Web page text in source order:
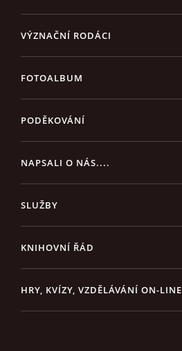
VÝZNAČNÍ RODÁCI
FOTOALBUM
PODĚKOVÁNÍ
NAPSALI O NÁS....
SLUŽBY
KNIHOVNÍ ŘÁD
HRY, KVÍZY, VZDĚLÁVÁNÍ ON-LINE